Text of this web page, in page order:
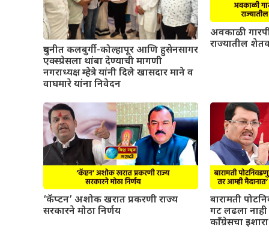
दुधनीत कलबुर्गी-कोल्हापूर आणि हुसेनसागर
एक्स्प्रेसला थांबा देण्याची मागणी
नगराध्यक्ष म्हेत्रे यांनी दिले खासदार माने व
वाघमारे यांना निवेदन
अवकाळी
राज्यातील
‘कॅप्टन’ अशोक खरात प्रकरणी राज्य
सरकारने मोठा निर्णय
बारामती
गट लढला
काँग्रेसचा